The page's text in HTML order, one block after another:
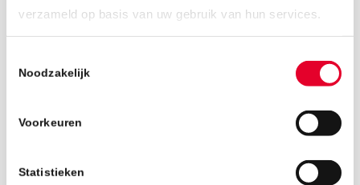
verzameld op basis van uw gebruik van hun services.
Noodzakelijk
Voorkeuren
Statistieken